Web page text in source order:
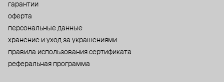
гарантии
оферта
персональные данные
хранение и уход за украшениями
правила использования сертификата
реферальная программа